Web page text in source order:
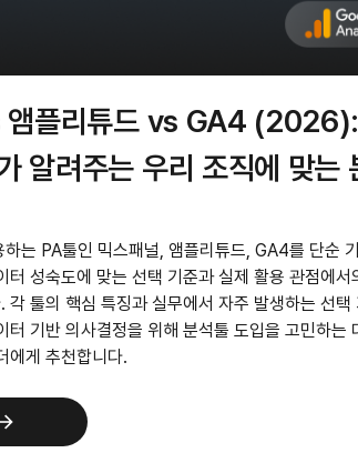
앰플리튜드 vs GA4
알려주는 우리 조직에 맞는
하는 PA툴인 믹스패널, 앰플리튜드, GA4를 단순
터 성숙도에 맞는 선택 기준과 실제 활용 관점에서
각 툴의 핵심 특징과 실무에서 자주 발생하는 선택
터 기반 의사결정을 위해 분석툴 도입을 고민하는
에게 추천합니다.